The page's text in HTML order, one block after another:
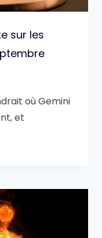
sur les
où Gemini
et